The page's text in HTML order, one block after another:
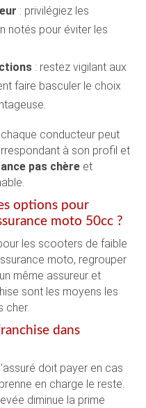
: privilégiez les
notés pour éviter les
: restez vigilant aux
faire basculer le choix
conducteur peut
à son profil et
pas chèreet
options pour
moto 50cc ?
les scooters de faible
moto, regrouper
même assureur et
sont les moyens les
cher.
dans
doit payer en cas
en charge le reste.
diminue la prime